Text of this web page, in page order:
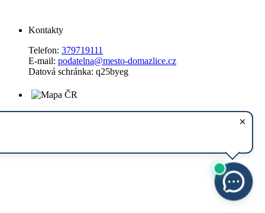
Kontakty
Telefon: 379719111
E-mail: podatelna@mesto-domazlice.cz
Datová schránka: q25byeg